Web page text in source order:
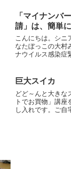
「マイナンバ
請」は、簡単
こんにちは。シニ
なたぼっこの大村
ナウイルス感染症
室でも、「マイナ
いるのでオンライ
巨大スイカ
どど～んと大きな
トでお買物」講座
し入れです。ご自